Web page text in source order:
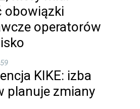
obowiązki
operatorów
KIKE: izba
planuje zmiany